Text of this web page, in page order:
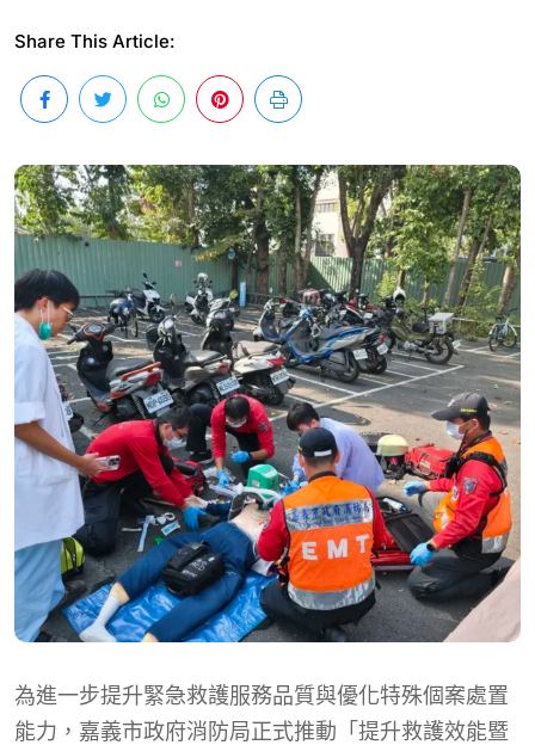
Share This Article:
為進一步提升緊急救護服務品質與優化特殊個案處置
能力，嘉義市政府消防局正式推動「提升救護效能暨